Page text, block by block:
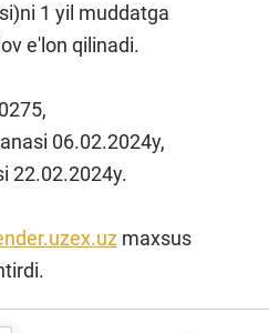
1 yil muddatga
e'lon qilinadi.
06.02.2024y,
22.02.2024y.
maxsus